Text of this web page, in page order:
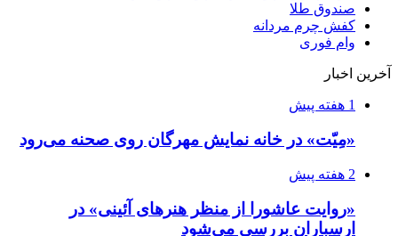
صندوق طلا
کفش چرم مردانه
وام فوری
آخرین اخبار
1 هفته پیش
«مِیّت» در خانه نمایش مهرگان روی صحنه می‌رود
2 هفته پیش
«روایت عاشورا از منظر هنرهای آئینی» در
ارسباران بررسی می‌شود